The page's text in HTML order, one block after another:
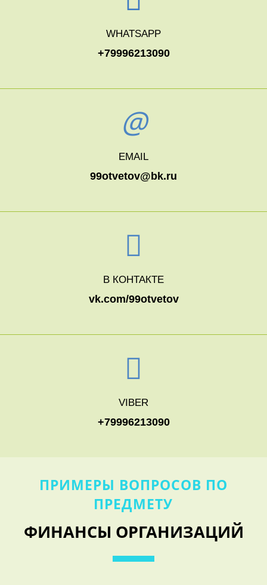
WHATSAPP
+79996213090
EMAIL
99otvetov@bk.ru
В КОНТАКТЕ
vk.com/99otvetov
VIBER
+79996213090
ПРИМЕРЫ ВОПРОСОВ ПО
ПРЕДМЕТУ
ФИНАНСЫ ОРГАНИЗАЦИЙ